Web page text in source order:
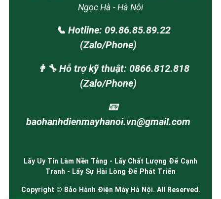
Ngọc Hà - Hà Nội
📞 Hotline: 09.86.85.89.22
(Zalo/Phone)
👨‍🔧 Hỗ trợ kỹ thuật: 0866.812.818
(Zalo/Phone)
📧
baohanhdienmayhanoi.vn@gmail.com
Lấy Uy Tín Làm Nền Tảng - Lấy Chất Lượng Để Cạnh
Tranh - Lấy Sự Hài Lòng Để Phát Triển
Copyright © Bảo Hành Điện Máy Hà Nội. All Reserved.